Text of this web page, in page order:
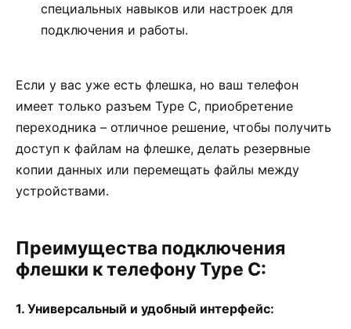
специальных навыков или настроек для
подключения и работы.
Если у вас уже есть флешка, но ваш телефон
имеет только разъем Type C, приобретение
переходника – отличное решение, чтобы получить
доступ к файлам на флешке, делать резервные
копии данных или перемещать файлы между
устройствами.
Преимущества подключения
флешки к телефону Type C:
1. Универсальный и удобный интерфейс: